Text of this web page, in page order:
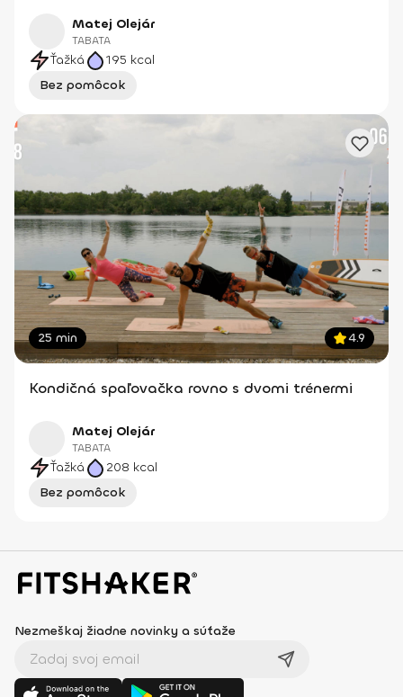
Matej Olejár
TABATA
Ťažká 195 kcal
Bez pomôcok
25 min 4.9
Kondičná spaľovačka rovno s dvomi trénermi
Matej Olejár
TABATA
Ťažká 208 kcal
Bez pomôcok
Nezmeškaj žiadne novinky a súťaže